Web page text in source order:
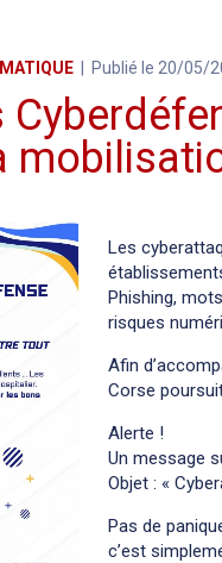
Publié le 20/05/
Les
Phishing,
risques
Afin
Corse
Alerte !
Un message
Objet : «
Pas de
c’est